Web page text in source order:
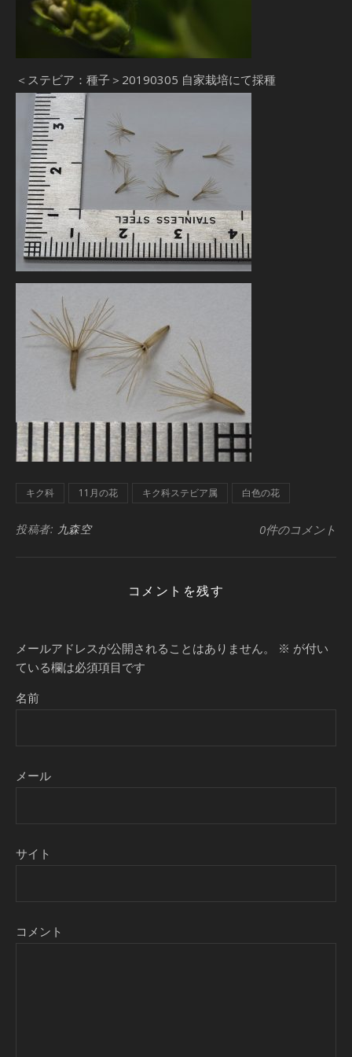
＜ステビア：種子＞20190305 自家栽培にて採種
キク科 11月の花 キク科ステビア属 白色の花
投稿者: 九森空 0件のコメント
コメントを残す
メールアドレスが公開されることはありません。 ※ が付い
ている欄は必須項目です
名前
メール
サイト
コメント